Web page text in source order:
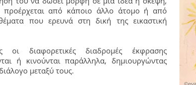
από κάποιο άλλο άτομο ή από
που ερευνά στη δική της εικαστική
οι διαφορετικές διαδρομές έκφρασης
ή κινούνται παράλληλα, δημιουργώντας
μεταξύ τους.